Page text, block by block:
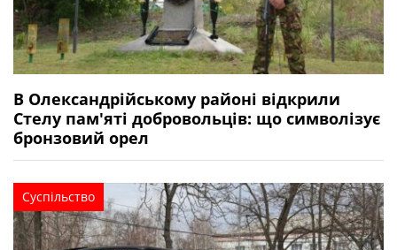
В Олександрійському районі відкрили
Стелу пам'яті добровольців: що символізує
бронзовий орел
Суспільство